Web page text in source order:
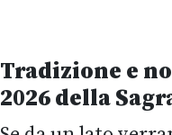
Tradizione e
2026 della